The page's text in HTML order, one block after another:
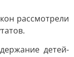
рассмотрели
детей-